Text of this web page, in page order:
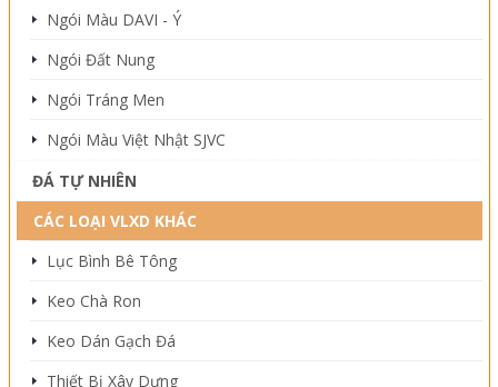
Ngói Màu DAVI - Ý
Ngói Đất Nung
Ngói Tráng Men
Ngói Màu Việt Nhật SJVC
ĐÁ TỰ NHIÊN
CÁC LOẠI VLXD KHÁC
Lục Bình Bê Tông
Keo Chà Ron
Keo Dán Gạch Đá
Thiết Bị Xây Dựng